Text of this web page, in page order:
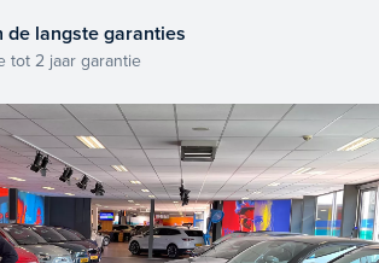
de langste garanties
tot 2 jaar garantie